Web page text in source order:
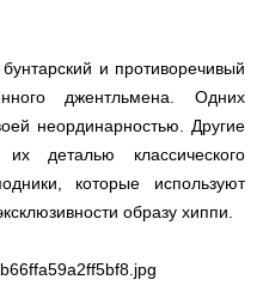
и противоречивый
джентльмена. Одних
неординарностью. Другие
деталью классического
которые используют
образу хиппи.